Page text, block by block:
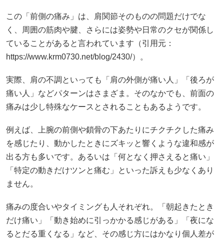
この「前側の痛み」は、肩関節そのものの問題だけでな
く、周囲の筋肉や腱、さらには姿勢や日常のクセが関係し
ていることがあると言われています（引用元：
https://www.krm0730.net/blog/2430/）。
実際、肩の不調といっても「肩の外側が痛い人」「後ろが
痛い人」などパターンはさまざま。そのなかでも、前面の
痛みは少し特殊なケースとされることもあるようです。
例えば、上腕の前側や鎖骨の下あたりにチクチクした痛み
を感じたり、動かしたときにズキッと響くような違和感が
出る方も多いです。あるいは「何となく押さえると痛い」
「特定の動きだけツンと痛む」といった訴えも少なくあり
ません。
痛みの度合いやタイミングも人それぞれ。「朝起きたとき
だけ痛い」「動き始めに引っかかる感じがある」「夜にな
るとだる重くなる」など、その感じ方にはかなり個人差が